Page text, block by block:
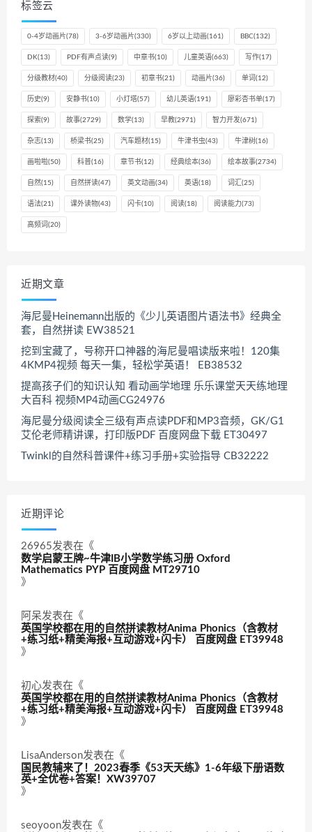
标签云
0-4岁动画片(78) 3-6岁动画片(330) 6岁以上动画(161) BBC(132)
DK(13) PDF有声点读(9) 中章书(10) 儿童英语(663) 写作(17)
分级教材(40) 分级阅读(23) 初章书(21) 动画片(36) 单词 (12)
历史(9) 安静书(10) 小灯塔(57) 幼儿英语(191) 廖彩杏书单(17)
探索(9) 故事(2729) 数学(13) 早教(2971) 智力开发(671)
杂志(13) 桥梁书(25) 汽车题材(15) 牛津书虫(43) 牛津树(16)
画啦啦(50) 科普(16) 章节书(12) 经典绘本(36) 绘本故事(2734)
自然(15) 自然拼读(47) 英文动画(34) 英语(18) 词汇 (25)
语法(21) 课外读物(43) 闪卡(10) 阅读(18) 阅读能力(73)
高频词 (20)
近期文章
海尼曼Heinemann出版的《少儿英语图片语法书》经典全
套，自然拼读 EW38521
挖到宝藏了，号称开口神器的海尼曼唱读版来啦！120集
4KMP4视频 每天一集，轻松学英语！ EB38532
提高孩子们的知识认知 看动画学地理 乐乐课堂天天练地理
大百科 视频MP4动画CG24976
海尼曼分级阅读全三级有声点读PDF和MP3音频，GK/G1
艾伦老师精讲课，打印版PDF 百度网盘下载 ET30497
Twinkl的自然科普课件+练习手册+实验指导 CB32222
近期评论
26965发表在《
数学启蒙王牌~牛津IB小学数学练习册 Oxford
Mathematics PYP 百度网盘 MT29710
》
阿呆发表在《
英国学校都在用的自然拼读教材Anima Phonics（含教材
+练习纸+精美海报+互动游戏+闪卡） 百度网盘 ET39948
》
初心发表在《
英国学校都在用的自然拼读教材Anima Phonics（含教材
+练习纸+精美海报+互动游戏+闪卡） 百度网盘 ET39948
》
LisaAnderson发表在《
国民教辅来了！2023春季《53天天练》1-6年级下册语数
英+全优卷+答案！XW39707
》
seoyoon发表在《